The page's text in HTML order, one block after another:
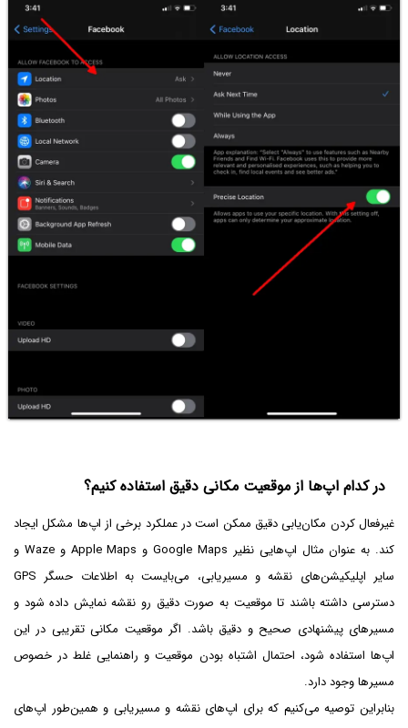
در کدام اپ‌ها از موقعیت مکانی دقیق استفاده کنیم؟
غیرفعال کردن مکان‌یابی دقیق ممکن است در عملکرد برخی از اپ‌ها مشکل ایجاد
کند. به عنوان مثال اپ‌هایی نظیر Google Maps و Apple Maps و Waze و
سایر اپلیکیشن‌های نقشه و مسیریابی، می‌بایست به اطلاعات حسگر GPS
دسترسی داشته باشند تا موقعیت به صورت دقیق رو نقشه نمایش داده شود و
مسیرهای پیشنهادی صحیح و دقیق باشد. اگر موقعیت مکانی تقریبی در این
اپ‌ها استفاده شود، احتمال اشتباه بودن موقعیت و راهنمایی غلط در خصوص
مسیرها وجود دارد.
بنابراین توصیه می‌کنیم که برای اپ‌های نقشه و مسیریابی و همین‌طور اپ‌های